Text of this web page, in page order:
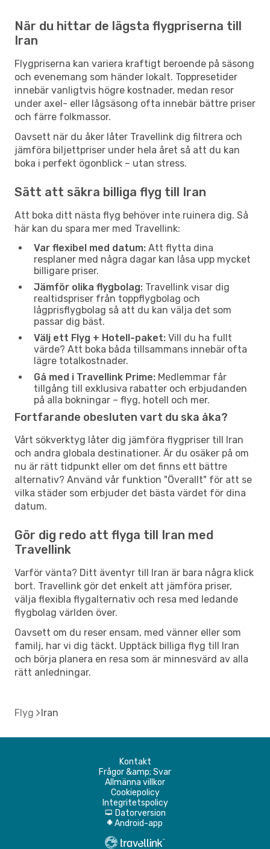
När du hittar de lägsta flygpriserna till
Iran
Flygpriserna kan variera kraftigt beroende på säsong
och evenemang som händer lokalt. Toppresetider
innebär vanligtvis högre kostnader, medan resor
under axel- eller lågsäsong ofta innebär bättre priser
och färre folkmassor.
Oavsett när du åker låter Travellink dig filtrera och
jämföra biljettpriser under hela året så att du kan
boka i perfekt ögonblick – utan stress.
Sätt att säkra billiga flyg till Iran
Att boka ditt nästa flyg behöver inte ruinera dig. Så
här kan du spara mer med Travellink:
Var flexibel med datum: Att flytta dina
resplaner med några dagar kan låsa upp mycket
billigare priser.
Jämför olika flygbolag: Travellink visar dig
realtidspriser från toppflygbolag och
lågprisflygbolag så att du kan välja det som
passar dig bäst.
Välj ett Flyg + Hotell-paket: Vill du ha fullt
värde? Att boka båda tillsammans innebär ofta
lägre totalkostnader.
Gå med i Travellink Prime: Medlemmar får
tillgång till exklusiva rabatter och erbjudanden
på alla bokningar – flyg, hotell och mer.
Fortfarande obesluten vart du ska åka?
Vårt sökverktyg låter dig jämföra flygpriser till Iran
och andra globala destinationer. Är du osäker på om
nu är rätt tidpunkt eller om det finns ett bättre
alternativ? Använd vår funktion "Överallt" för att se
vilka städer som erbjuder det bästa värdet för dina
datum.
Gör dig redo att flyga till Iran med
Travellink
Varför vänta? Ditt äventyr till Iran är bara några klick
bort. Travellink gör det enkelt att jämföra priser,
välja flexibla flygalternativ och resa med ledande
flygbolag världen över.
Oavsett om du reser ensam, med vänner eller som
familj, har vi dig täckt. Upptäck billiga flyg till Iran
och börja planera en resa som är minnesvärd av alla
rätt anledningar.
Flyg Iran
Kontakt
Frågor &amp; Svar
Allmänna villkor
Cookiepolicy
Integritetspolicy
d Datorversion
A Android-app